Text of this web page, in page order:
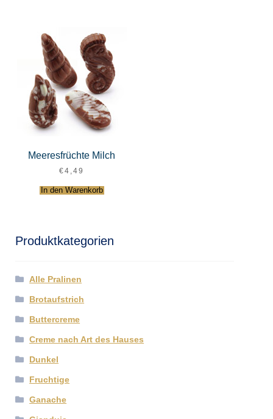
Meeresfrüchte Milch
€4,49
In den Warenkorb
Produktkategorien
Alle Pralinen
Brotaufstrich
Buttercreme
Creme nach Art des Hauses
Dunkel
Fruchtige
Ganache